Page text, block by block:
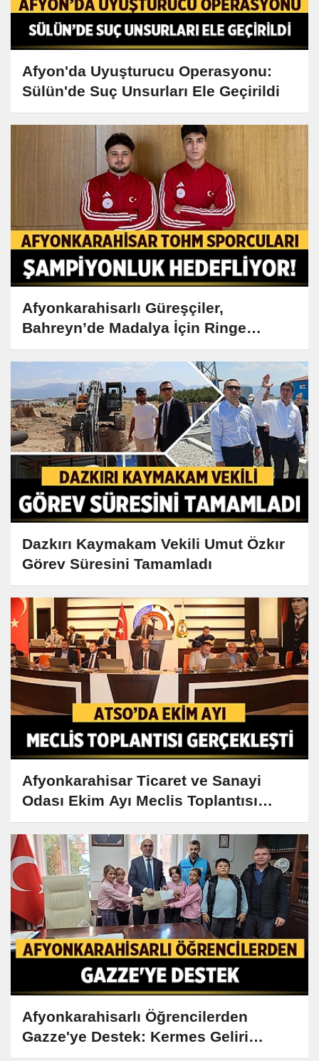
Afyon'da Uyuşturucu Operasyonu:
Sülün'de Suç Unsurları Ele Geçirildi
Afyonkarahisarlı Güreşçiler,
Bahreyn’de Madalya İçin Ringe
Çıkıyor
Dazkırı Kaymakam Vekili Umut Özkır
Görev Süresini Tamamladı
Afyonkarahisar Ticaret ve Sanayi
Odası Ekim Ayı Meclis Toplantısı
Gerçekleşti
Afyonkarahisarlı Öğrencilerden
Gazze'ye Destek: Kermes Geliri
Bağışlandı